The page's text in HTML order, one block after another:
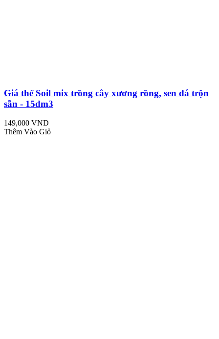
Giá thể Soil mix trồng cây xương rồng, sen đá trộn
sẵn - 15dm3
149,000 VND
Thêm Vào Giỏ